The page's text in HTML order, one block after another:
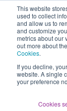
This website
used to collect
and allow us to
and customize
metrics about our
out more about
Cookies.
If you decline,
website. A single
your preference
Cookies
Orchidean